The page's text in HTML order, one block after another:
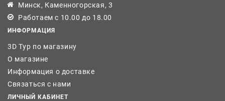
Минск, Каменногорская, 3
Работаем с 10.00 до 18.00
ИНФОРМАЦИЯ
3D Тур по магазину
О магазине
Информация о доставке
Связаться с нами
ЛИЧНЫЙ КАБИНЕТ